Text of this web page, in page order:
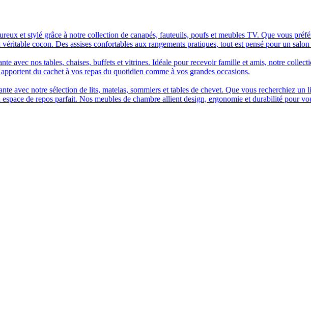
et stylé grâce à notre collection de canapés, fauteuils, poufs et meubles TV. Que vous
cocon. Des assises confortables aux rangements pratiques, tout est pensé pour un
avec nos tables, chaises, buffets et vitrines. Idéale pour recevoir famille et amis, notre
du cachet à vos repas du quotidien comme à vos grandes occasions.
avec notre sélection de lits, matelas, sommiers et tables de chevet. Que vous recherchiez
de repos parfait. Nos meubles de chambre allient design, ergonomie et durabilité pour